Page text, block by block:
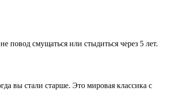
повод смущаться или стыдиться через 5 лет.
вы стали старше. Это мировая классика с